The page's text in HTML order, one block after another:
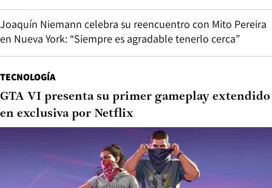
Joaquín Niemann celebra su reencuentro con Mito Pereira
en Nueva York: “Siempre es agradable tenerlo cerca”
TECNOLOGÍA
GTA VI presenta su primer gameplay extendido
en exclusiva por Netflix